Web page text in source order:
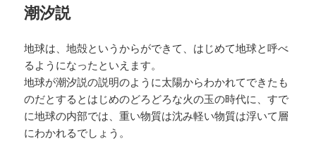
潮汐説
地球は、地殻というからができて、はじめて地球と呼べ
るようになったといえます。
地球が潮汐説の説明のように太陽からわかれてできたも
のだとするとはじめのどろどろな火の玉の時代に、すで
に地球の内部では、重い物質は沈み軽い物質は浮いて層
にわかれるでしょう。